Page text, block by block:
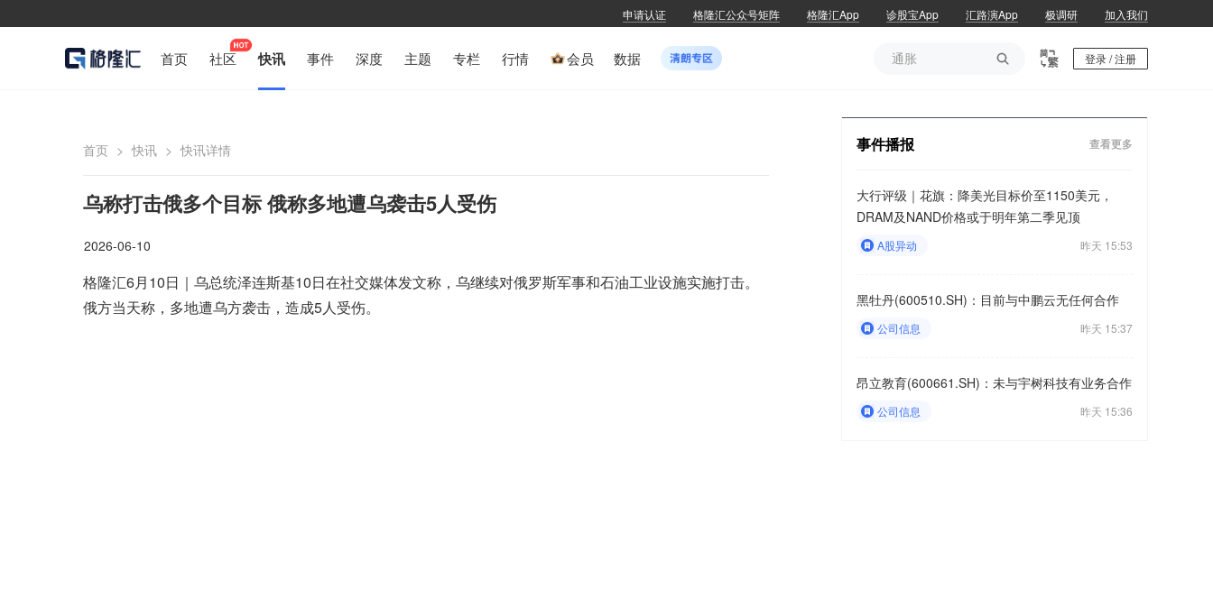
申请认证 格隆汇公众号矩阵 格隆汇App 诊股宝App 汇路演App 极调研 加入我们
首页 社区 快讯 事件 深度 主题 专栏 行情 会员 数据 
通胀
登录 / 注册
首页 > 快讯 > 快讯详情
乌称打击俄多个目标 俄称多地遭乌袭击5人受伤
2026-06-10
格隆汇6月10日｜乌总统泽连斯基10日在社交媒体发文称，乌继续对俄罗斯军事和石油工业设施实施打击。
俄方当天称，多地遭乌方袭击，造成5人受伤。
事件播报 查看更多
大行评级｜花旗：降美光目标价至1150美元，
DRAM及NAND价格或于明年第二季见顶
A股异动 昨天 15:53
黑牡丹(600510.SH)：目前与中鹏云无任何合作
公司信息 昨天 15:37
昂立教育(600661.SH)：未与宇树科技有业务合作
公司信息 昨天 15:36